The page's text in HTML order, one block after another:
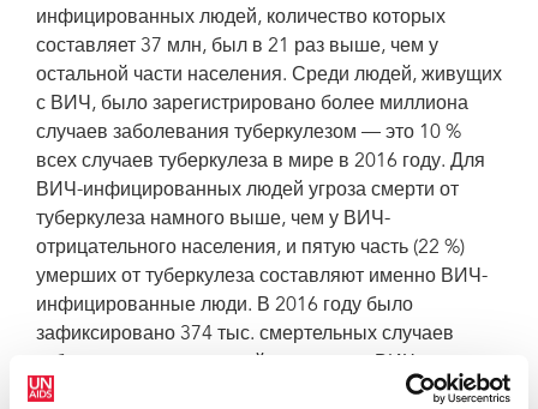
инфицированных людей, количество которых
составляет 37 млн, был в 21 раз выше, чем у
остальной части населения. Среди людей, живущих
с ВИЧ, было зарегистрировано более миллиона
случаев заболевания туберкулезом — это 10 %
всех случаев туберкулеза в мире в 2016 году. Для
ВИЧ-инфицированных людей угроза смерти от
туберкулеза намного выше, чем у ВИЧ-
отрицательного населения, и пятую часть (22 %)
умерших от туберкулеза составляют именно ВИЧ-
инфицированные люди. В 2016 году было
зафиксировано 374 тыс. смертельных случаев
составляет почти 40 % от общего количества